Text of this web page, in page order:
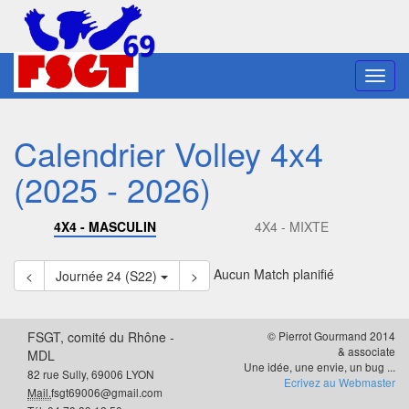
Calendrier Volley 4x4
(2025 - 2026)
4X4 - MASCULIN 4X4 - MIXTE
< Journée 24 (S22) > Aucun Match planifié
FSGT, comité du Rhône -
MDL
82 rue Sully, 69006 LYON
Mail.fsgt69006@gmail.com
© Pierrot Gourmand 2014
& associate
Une idée, une envie, un bug ...
Ecrivez au Webmaster